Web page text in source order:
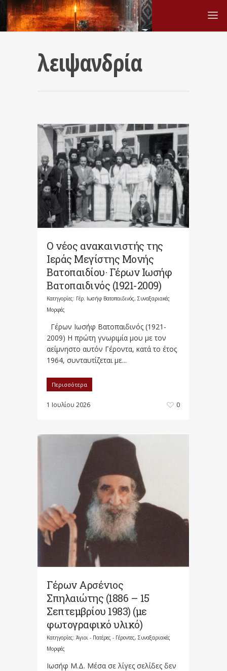
λειψανδρία
Ο νέος ανακαινιστής της
Ιεράς Μεγίστης Μονής
Βατοπαιδίου· Γέρων Ιωσήφ
Βατοπαιδινός (1921-2009)
Κατηγορίες: Γέρ. Ιωσήφ Βατοπαιδινός, Συναξαριακές
Μορφές
Γέρων Ιωσήφ Βατοπαιδινός (1921-
2009) Η πρώτη γνωριμία μου με τον
αείμνηστο αυτόν Γέροντα, κατά το έτος
1964, συνταυτίζεται με...
Περισσότερα
1 Ιουλίου 2026 0
Γέρων Αρσένιος
Σπηλαιώτης (1886 – 15
Σεπτεμβρίου 1983) (με
φωτογραφικό υλικό)
Κατηγορίες: Άγιοι - Πατέρες - Γέροντες, Συναξαριακές
Μορφές
Ιωσήφ Μ.Δ. Μέσα σε λίγες σελίδες δεν